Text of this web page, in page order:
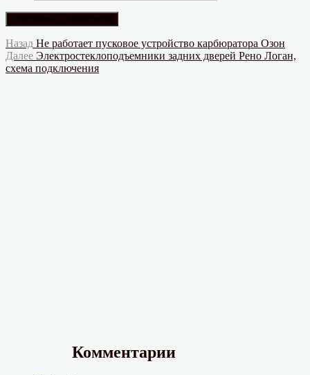
Навигация
по
Назад Предыдущая
запись:
Не работает пусковое устройство карбюратора Озон
Далее Следующая
запись:
Электростеклоподъемники задних дверей Рено Логан,
схема подключения
Комментарии